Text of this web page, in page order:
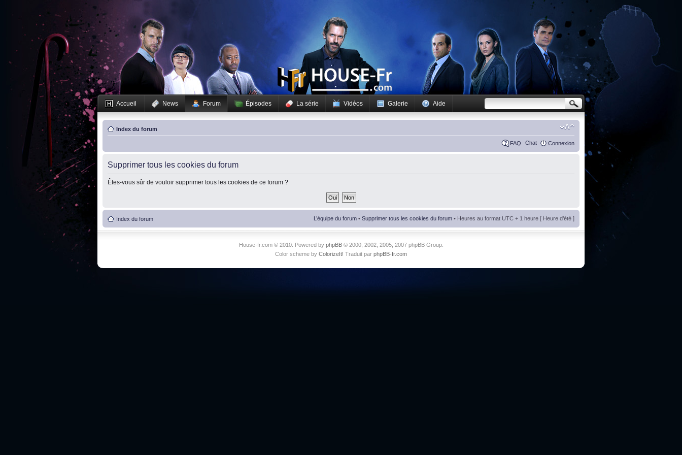
Accueil News Forum Épisodes La série Vidéos Galerie Aide
Index du forum
FAQ Chat Connexion
Supprimer tous les cookies du forum
Êtes-vous sûr de vouloir supprimer tous les cookies de ce forum ?
Index du forum L’équipe du forum • Supprimer tous les cookies du forum • Heures au format UTC + 1 heure [ Heure d’été ]
House-fr.com © 2010. Powered by phpBB© 2000, 2002, 2005, 2007 phpBB Group.
Color scheme by ColorizeIt! Traduit par phpBB-fr.com